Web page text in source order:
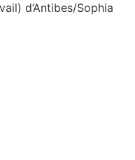
d’Antibes/Sophia